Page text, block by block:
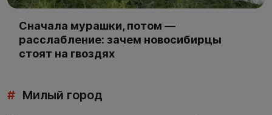
Сначала мурашки, потом —
расслабление: зачем новосибирцы
стоят на гвоздях
# Милый город